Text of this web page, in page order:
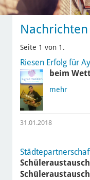
Nachrichten
Seite 1 von 1.
Riesen Erfolg für
beim
mehr
31.01.2018